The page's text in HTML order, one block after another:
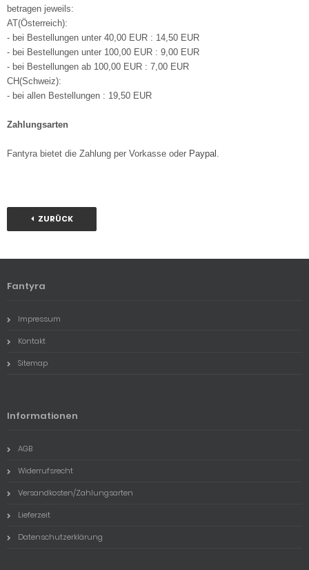
betragen jeweils:
AT(Österreich):
- bei Bestellungen unter 40,00 EUR : 14,50 EUR
- bei Bestellungen unter 100,00 EUR : 9,00 EUR
- bei Bestellungen ab 100,00 EUR : 7,00 EUR
CH(Schweiz):
- bei allen Bestellungen : 19,50 EUR
Zahlungsarten
Fantyra bietet die Zahlung per Vorkasse oder Paypal .
ZURÜCK
Fantyra
Impressum
Kontakt
Sitemap
Informationen
AGB
Widerrufsrecht
Versandkosten/Zahlungsarten
Lieferzeit
Datenschutzerklärung